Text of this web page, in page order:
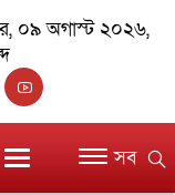
০৯ অগাস্ট ২০২৬,
সব